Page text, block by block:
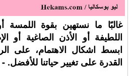
غالبًا ما نستهين بقوة اللمسة
اللطيفة أو الأذن الصاغية أو
ابسط اشكال الاهتمام، على
القدرة على تغيير حياتنا للأفضل. -